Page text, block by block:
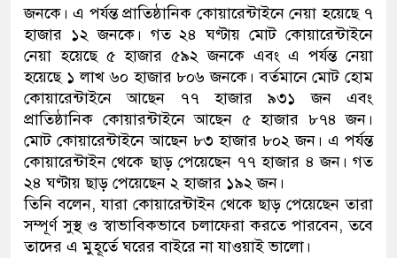
জনকে। এ পর্যন্ত প্রাতিষ্ঠানিক কোয়ারেন্টাইনে নেয়া হয়েছে ৭
হাজার ১২ জনকে। গত ২৪ ঘণ্টায় মোট কোয়ারেন্টাইনে
নেয়া হয়েছে ৫ হাজার ৫৯২ জনকে এবং এ পর্যন্ত নেয়া
হয়েছে ১ লাখ ৬০ হাজার ৮০৬ জনকে। বর্তমানে মোট হোম
কোয়ারেন্টাইনে আছেন ৭৭ হাজার ৯৩১ জন এবং
প্রাতিষ্ঠানিক কোয়ারন্টাইনে আছেন ৫ হাজার ৮৭৪ জন।
মোট কোয়ারেন্টাইনে আছেন ৮৩ হাজার ৮০২ জন। এ পর্যন্ত
কোয়ারেন্টাইন থেকে ছাড় পেয়েছেন ৭৭ হাজার ৪ জন। গত
২৪ ঘণ্টায় ছাড় পেয়েছেন ২ হাজার ১৯২ জন।
তিনি বলেন, যারা কোয়ারেন্টাইন থেকে ছাড় পেয়েছেন তারা
সম্পূর্ণ সুস্থ ও স্বাভাবিকভাবে চলাফেরা করতে পারবেন, তবে
তাদের এ মুহূর্তে ঘরের বাইরে না যাওয়াই ভালো।